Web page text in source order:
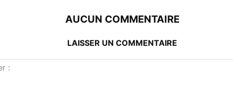
AUCUN COMMENTAIRE
LAISSER UN COMMENTAIRE